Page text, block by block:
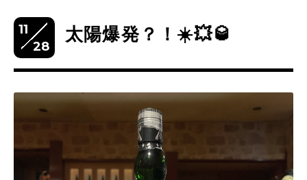
11
28
太陽爆発？！☀️💥🥃